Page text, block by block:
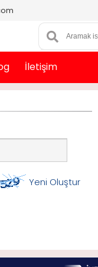
İletişim
Yeni Oluştur